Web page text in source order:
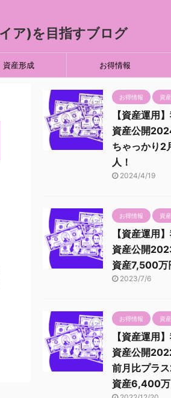
ア)を目指すブログ
資産形成 お得情報
お得情報 資
【資産運用
資産公開
ちゃっかり2
人！
2024/4/19
お得情報 資
【資産運用
資産公開
資産7,500万
2023/7/6
お得情報 資
【資産運用
資産公開
前月比プラ
資産6,400万